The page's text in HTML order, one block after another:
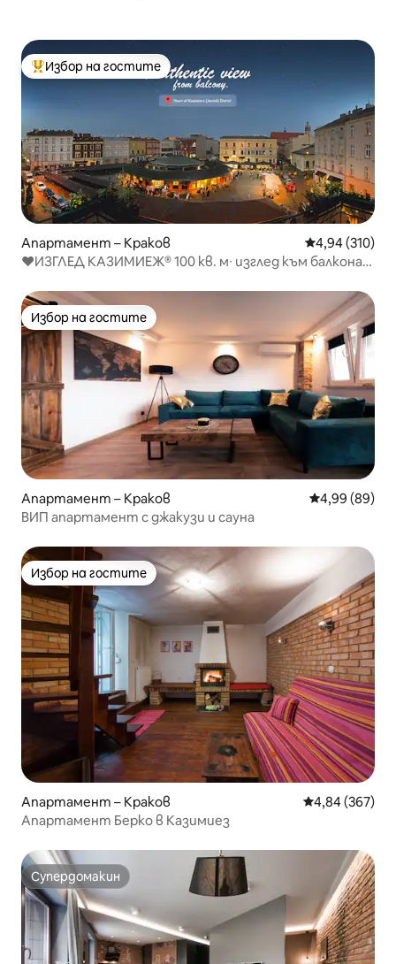
Най-популярен избор на гостите
Избор на гостите
Апартамент – Краков Средна
4,94 (310)
♥ИЗГЛЕД КАЗИМИЕЖ® 100 кв. м∙ изглед към балкона∙
Избор на гостите
Избор на гостите
Апартамент – Краков Средна
4,99 (89)
ВИП апартамент с джакузи и сауна
Избор на гостите
Избор на гостите
Апартамент – Краков Средна
4,84 (367)
Апартамент Берко в Казимиез
Супердомакин
Супердомакин